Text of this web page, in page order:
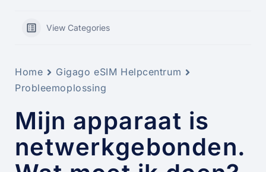
View Categories
Home
Gigago eSIM Helpcentrum
Probleemoplossing
Mijn apparaat is
netwerkgebonden.